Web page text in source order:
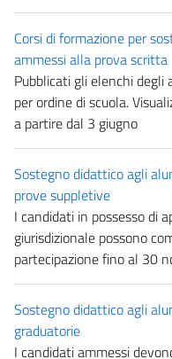
Corsi di formazione per
ammessi alla prova scritta
Pubblicati gli elenchi
per ordine di scuola.
a partire dal 3 giugno
Sostegno didattico agli
prove suppletive
I candidati in possesso di
giurisdizionale possono
partecipazione fino al 30
Sostegno didattico agli
graduatorie
I candidati ammessi